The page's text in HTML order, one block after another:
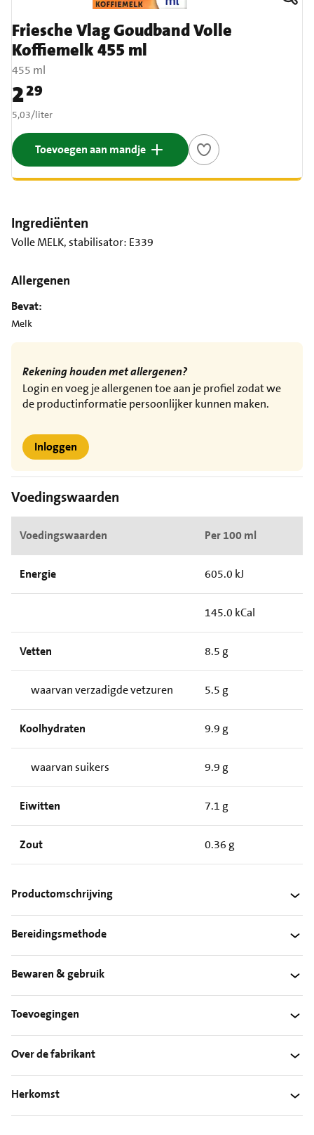
Friesche Vlag Goudband Volle
Koffiemelk 455 ml
455 ml
Prijs: € 2,29
229
€ 5,03 per liter
5,03/liter
Toevoegen aan mandje
Ingrediënten
Volle MELK, stabilisator: E339
Allergenen
Bevat:
Melk
Rekening houden met allergenen?
Login en voeg je allergenen toe aan je profiel zodat we
de productinformatie persoonlijker kunnen maken.
Inloggen
Voedingswaarden
Voedingswaarden Per 100 ml
Energie 605.0 kJ
145.0 kCal
Vetten 8.5 g
waarvan verzadigde vetzuren 5.5 g
Koolhydraten 9.9 g
waarvan suikers 9.9 g
Eiwitten 7.1 g
Zout 0.36 g
Productomschrijving
Bereidingsmethode
Bewaren & gebruik
Toevoegingen
Over de fabrikant
Herkomst